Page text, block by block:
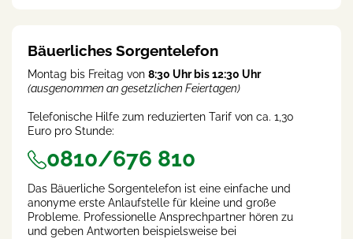
Bäuerliches Sorgentelefon
Montag bis Freitag von 8:30 Uhr bis 12:30 Uhr
(ausgenommen an gesetzlichen Feiertagen)
Telefonische Hilfe zum reduzierten Tarif von ca. 1,30
Euro pro Stunde:
0810/676 810
Das Bäuerliche Sorgentelefon ist eine einfache und
anonyme erste Anlaufstelle für kleine und große
Probleme. Professionelle Ansprechpartner hören zu
und geben Antworten beispielsweise bei